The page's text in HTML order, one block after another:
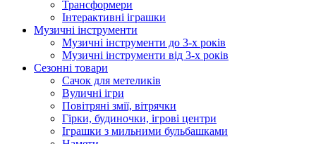
Трансформери
Інтерактивні іграшки
Музичні інструменти
Музичні інструменти до 3-х років
Музичні інструменти від 3-х років
Сезонні товари
Сачок для метеликів
Вуличні ігри
Повітряні змії, вітрячки
Гірки, будиночки, ігрові центри
Іграшки з мильними бульбашками